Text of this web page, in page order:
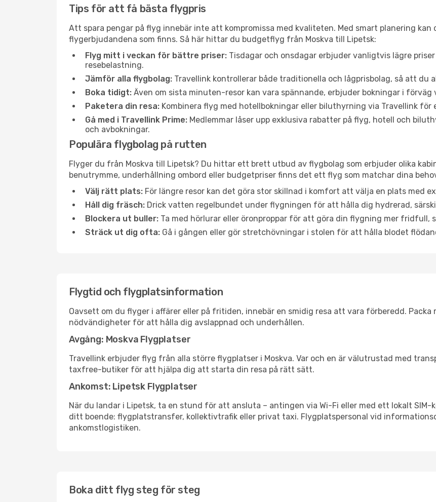
Tips för att få bästa flygpris
Att spara pengar på flyg innebär inte att kompromissa med kvaliteten. Med smart planering kan
flygerbjudandena som finns. Så här hittar du budgetflyg från Moskva till Lipetsk:
Flyg mitt i veckan för bättre priser: Tisdagar och onsdagar erbjuder vanligtvis lägre
resebelastning.
Jämför alla flygbolag: Travellink kontrollerar både traditionella och lågprisbolag, så att du
Boka tidigt: Även om sista minuten-resor kan vara spännande, erbjuder bokningar i
Paketera din resa: Kombinera flyg med hotellbokningar eller biluthyrning via Travellink för
Gå med i Travellink Prime: Medlemmar låser upp exklusiva rabatter på flyg, hotell och
och avbokningar.
Populära flygbolag på rutten
Flyger du från Moskva till Lipetsk? Du hittar ett brett utbud av flygbolag som erbjuder olika
benutrymme, underhållning ombord eller budgetpriser finns det ett flyg som matchar dina
Välj rätt plats: För längre resor kan det göra stor skillnad i komfort att välja en plats med
Håll dig fräsch: Drick vatten regelbundet under flygningen för att hålla dig hydrerad,
Blockera ut buller: Ta med hörlurar eller öronproppar för att göra din flygning mer fridfull,
Sträck ut dig ofta: Gå i gången eller gör stretchövningar i stolen för att hålla blodet
Flygtid och flygplatsinformation
Oavsett om du flyger i affärer eller på fritiden, innebär en smidig resa att vara förberedd. Packa
nödvändigheter för att hålla dig avslappnad och underhållen.
Avgång: Moskva Flygplatser
Travellink erbjuder flyg från alla större flygplatser i Moskva. Var och en är välutrustad med
taxfree-butiker för att hjälpa dig att starta din resa på rätt sätt.
Ankomst: Lipetsk Flygplatser
När du landar i Lipetsk, ta en stund för att ansluta – antingen via Wi-Fi eller med ett lokalt
ditt boende: flygplatstransfer, kollektivtrafik eller privat taxi. Flygplatspersonal vid
ankomstlogistiken.
Boka ditt flyg steg för steg